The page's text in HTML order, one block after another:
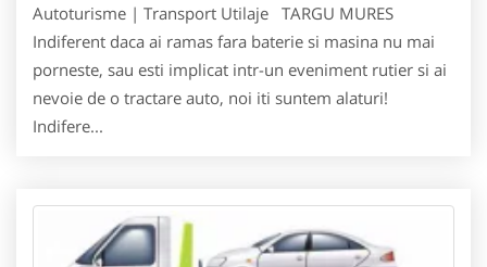
Autoturisme | Transport Utilaje TARGU MURES
Indiferent daca ai ramas fara baterie si masina nu mai
porneste, sau esti implicat intr-un eveniment rutier si ai
nevoie de o tractare auto, noi iti suntem alaturi!
Indifere...